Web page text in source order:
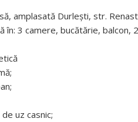
amplasată Durlești, str.
în: 3 camere, bucătărie, balcon,
uz casnic;